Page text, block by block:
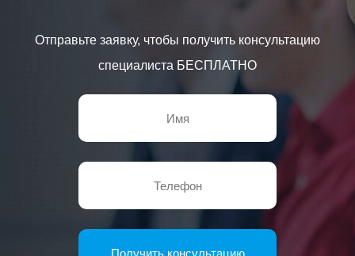
Отправьте заявку, чтобы получить консультацию
специалиста БЕСПЛАТНО